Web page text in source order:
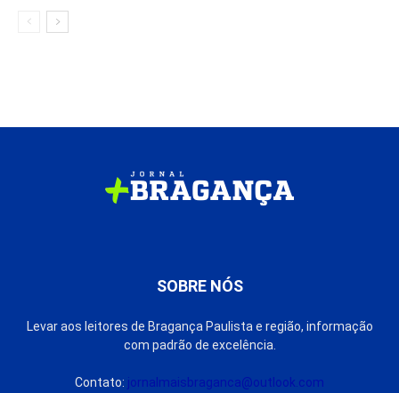
SOBRE NÓS
Levar aos leitores de Bragança Paulista e região, informação
com padrão de excelência.
Contato: jornalmaisbraganca@outlook.com